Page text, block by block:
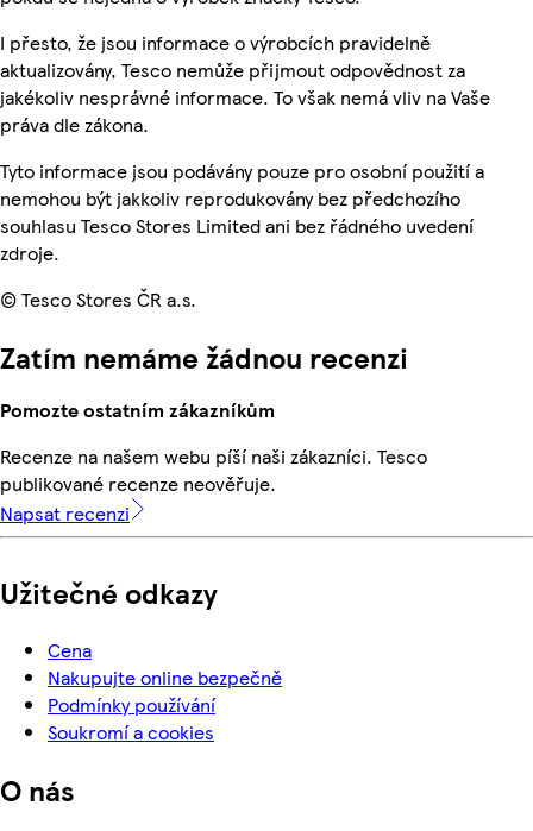
I přesto, že jsou informace o výrobcích pravidelně
aktualizovány, Tesco nemůže přijmout odpovědnost za
jakékoliv nesprávné informace. To však nemá vliv na Vaše
práva dle zákona.
Tyto informace jsou podávány pouze pro osobní použití a
nemohou být jakkoliv reprodukovány bez předchozího
souhlasu Tesco Stores Limited ani bez řádného uvedení
zdroje.
© Tesco Stores ČR a.s.
Zatím nemáme žádnou recenzi
Pomozte ostatním zákazníkům
Recenze na našem webu píší naši zákazníci. Tesco
publikované recenze neověřuje.
Napsat recenzi
Užitečné odkazy
Cena
Nakupujte online bezpečně
Podmínky používání
Soukromí a cookies
O nás